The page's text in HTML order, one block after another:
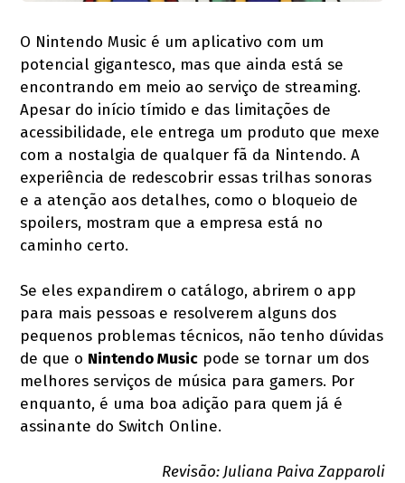
O Nintendo Music é um aplicativo com um
potencial gigantesco, mas que ainda está se
encontrando em meio ao serviço de streaming.
Apesar do início tímido e das limitações de
acessibilidade, ele entrega um produto que mexe
com a nostalgia de qualquer fã da Nintendo. A
experiência de redescobrir essas trilhas sonoras
e a atenção aos detalhes, como o bloqueio de
spoilers, mostram que a empresa está no
caminho certo.
Se eles expandirem o catálogo, abrirem o app
para mais pessoas e resolverem alguns dos
pequenos problemas técnicos, não tenho dúvidas
de que o Nintendo Music pode se tornar um dos
melhores serviços de música para gamers. Por
enquanto, é uma boa adição para quem já é
assinante do Switch Online.
Revisão: Juliana Paiva Zapparoli